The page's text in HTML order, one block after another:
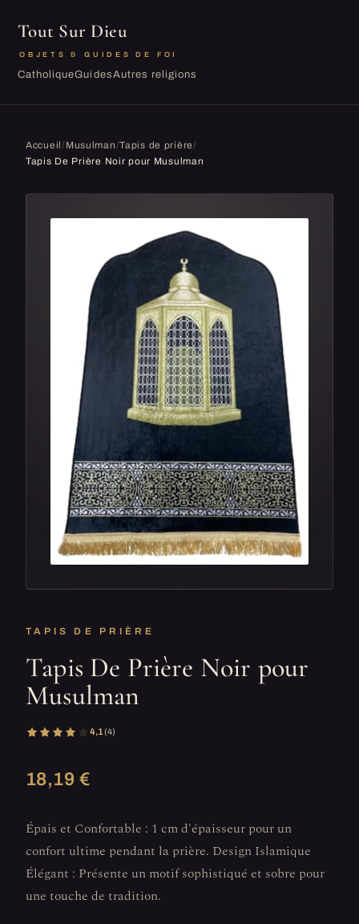
Tout Sur Dieu
OBJETS & GUIDES DE FOI
CatholiqueGuidesAutres religions
Accueil/ Musulman/Tapis de prière/
Tapis De Prière Noir pour Musulman
TAPIS DE PRIÈRE
Tapis De Prière Noir pour
Musulman
4,1(4)
18,19 €
Épais et Confortable : 1 cm d'épaisseur pour un
confort ultime pendant la prière. Design Islamique
Élégant : Présente un motif sophistiqué et sobre pour
une touche de tradition.